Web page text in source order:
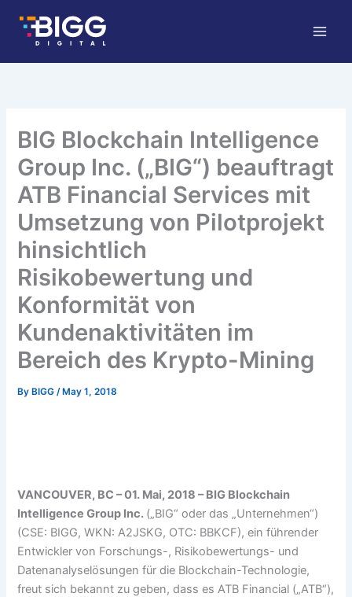
content
BIG Blockchain Intelligence
Group Inc. („BIG“) beauftragt
ATB Financial Services mit
Umsetzung von Pilotprojekt
hinsichtlich
Risikobewertung und
Konformität von
Kundenaktivitäten im
Bereich des Krypto-Mining
By BIGG/ May 1, 2018
VANCOUVER, BC – 01. Mai, 2018 – BIG Blockchain
Intelligence Group Inc. („BIG“ oder das „Unternehmen“)
(CSE: BIGG, WKN: A2JSKG, OTC: BBKCF), ein führender
Entwickler von Forschungs-, Risikobewertungs- und
Datenanalyselösungen für die Blockchain-Technologie,
freut sich bekannt zu geben, dass es ATB Financial („ATB“),